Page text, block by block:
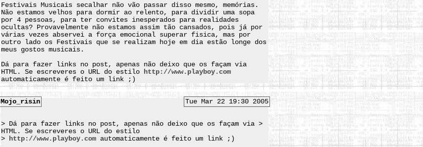
Festivais Musicais secalhar não vão passar disso mesmo, memórias.
Não estamos velhos para dormir ao relento, para dividir uma sopa
por 4 pessoas, para ter convites inesperados para realidades
ocultas? Provavelmente não estamos assim tão cansados, pois já por
várias vezes abservei a força emocional superar fisica, mas por
outro lado os Festivais que se realizam hoje em dia estão longe dos
meus gostos musicais.
Dá para fazer links no post, apenas não deixo que os façam via
HTML. Se escreveres o URL do estilo
http://www.playboy.com
automaticamente é feito um link ;)
Mojo_risin Tue Mar 22 19:30 2005
> Dá para fazer links no post, apenas não deixo que os façam via >
HTML. Se escreveres o URL do estilo
>
http://www.playboy.com automaticamente é feito um link ;)